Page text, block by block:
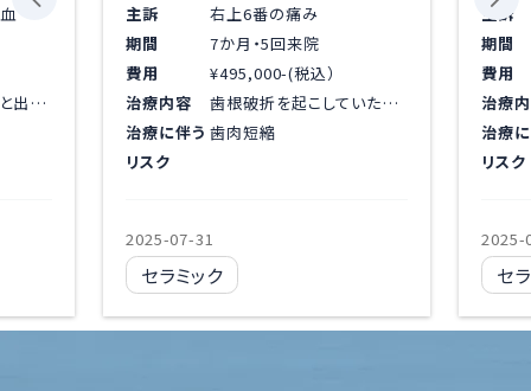
歯根破折による痛みと出血が認められ抜歯。インプラントを埋入し、オールセラミックの被せものをしました。
主訴
右上6番の痛み
期間
7か月・5回来院
費用
¥495,000-(税込）
治療内容
歯根破折を起こしていたため抜歯。1歯インプラント埋入し、オールセラミックを被せました。
治療に伴う
リスク
歯肉短縮
2025-07-31
セラミック
主訴
期間
費用
治療
治療
リスク
2025-
セ